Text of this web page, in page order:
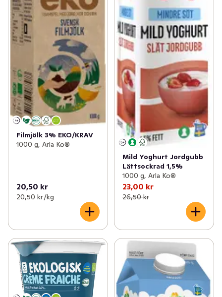
Filmjölk 3% EKO/KRAV
1000 g, Arla Ko®
20,50 kr
20,50 kr /kg
Mild Yoghurt Jordgubb
Lättsockrad 1,5%
1000 g, Arla Ko®
23,00 kr
26,50 kr